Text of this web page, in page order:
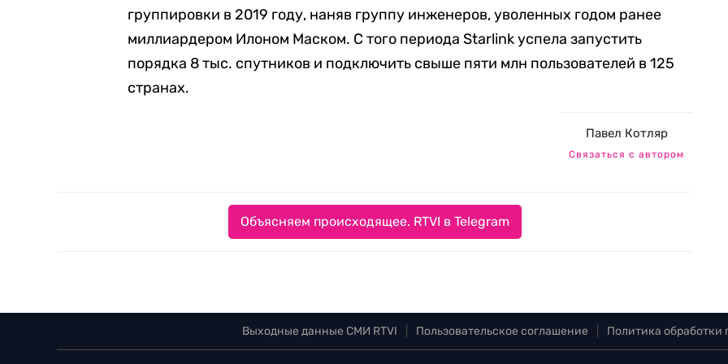
группировки в 2019 году, наняв группу инженеров, уволенных годом ранее
миллиардером Илоном Маском. С того периода Starlink успела запустить
порядка 8 тыс. спутников и подключить свыше пяти млн пользователей в 125
странах.
Павел Котляр
Связаться с автором
Объясняем происходящее. RTVI в Telegram
Выходные данные СМИ RTVI Пользовательское соглашение Политика